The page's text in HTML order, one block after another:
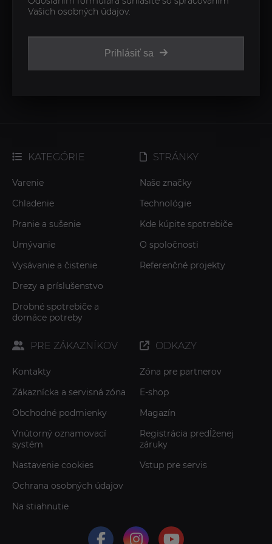
Prihlásiť sa
Vašich osobných údajov.
KATEGÓRIE
Varenie
Chladenie
Pranie a sušenie
Umývanie
Vysávanie a čistenie
Drezy a príslušenstvo
Drobné spotrebiče a
domáce potreby
STRÁNKY
Naše značky
Technológie
Kde kúpite spotrebiče
O spoločnosti
Referenčné projekty
PRE ZÁKAZNÍKOV
Kontakty
Zákaznícka a servisná zóna
Obchodné podmienky
Vnútorný oznamovací
systém
Nastavenie cookies
Ochrana osobných údajov
Na stiahnutie
ODKAZY
Zóna pre partnerov
E-shop
Magazín
Registrácia predĺženej
záruky
Vstup pre servis